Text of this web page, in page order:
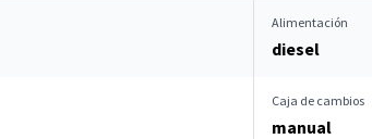
Alimentación
diesel
Caja de cambios
manual